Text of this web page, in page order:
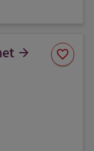
arrow_forward
favorite
Spara
som